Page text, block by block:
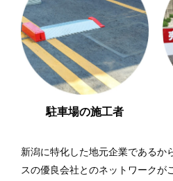
駐車場の施工者
新潟に特化した地元企業であるか
スの優良会社とのネットワークが